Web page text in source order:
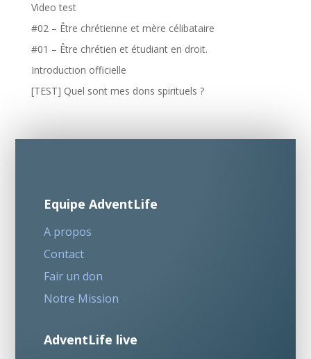
Video test
#02 – Être chrétienne et mère célibataire
#01 – Être chrétien et étudiant en droit.
Introduction officielle
[TEST] Quel sont mes dons spirituels ?
Equipe AdventLife
A propos
Contact
Fair un don
Notre Mission
AdventLife live